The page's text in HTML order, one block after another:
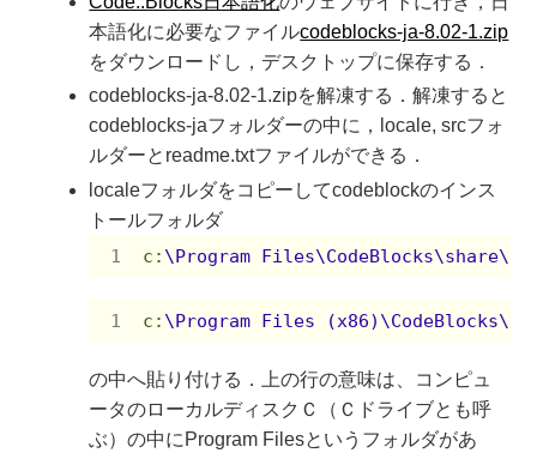
本語化に必要なファイルcodeblocks-ja-8.02-1.zip
をダウンロードし，デスクトップに保存する．
codeblocks-ja-8.02-1.zipを解凍する．解凍すると
codeblocks-jaフォルダーの中に，locale, srcフォ
ルダーとreadme.txtファイルができる．
localeフォルダをコピーしてcodeblockのインス
トールフォルダ
c : \Program
c : \Program Files
の中へ貼り付ける．上の行の意味は、コンピュ
ータのローカルディスクＣ（Ｃドライブとも呼
ぶ）の中にProgram Filesというフォルダがあ